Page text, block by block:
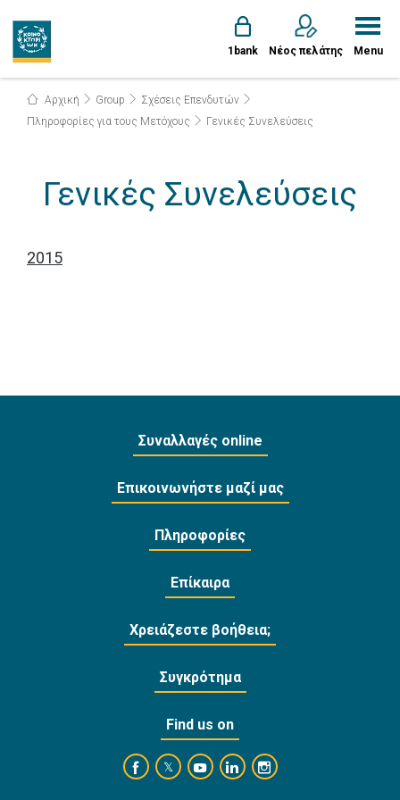
1bank Νέος πελάτης Menu
Αρχική Group
Σχέσεις Επενδυτών
Πληροφορίες για τους Μετόχους
Γενικές Συνελεύσεις
Γενικές Συνελεύσεις
2015
Συναλλαγές online
Επικοινωνήστε μαζί μας
Πληροφορίες
Επίκαιρα
Χρειάζεστε βοήθεια;
Συγκρότημα
Find us on
https://www.facebook.com/
https://twitter.com/bankofcyprus_
https://www.youtube.com/user/
https://www.linkedin.com/
https://